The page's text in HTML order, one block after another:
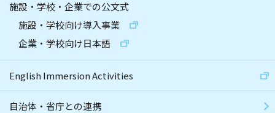
施設・学校・企業での公文式
施設・学校向け導入事業
企業・学校向け日本語
English Immersion Activities
自治体・省庁との連携